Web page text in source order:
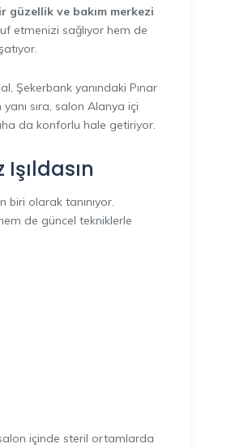
güzellik ve bakım merkezi
etmenizi sağlıyor hem de
Şekerbank yanındaki Pınar
sıra, salon Alanya içi
da konforlu hale getiriyor.
biri olarak tanınıyor.
de güncel tekniklerle
içinde steril ortamlarda